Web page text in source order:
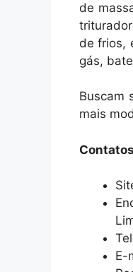
de
de frios,
gás,
Buscam
mais
E-